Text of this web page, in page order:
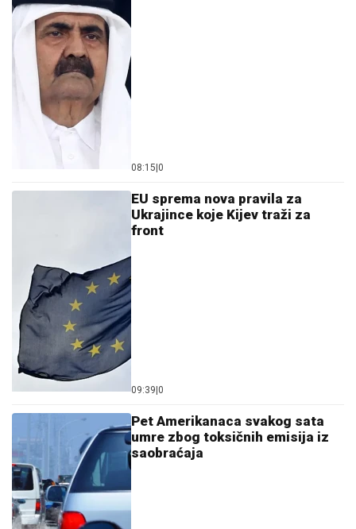
08:15 0
EU sprema nova pravila za
Ukrajince koje Kijev traži za
front
09:39 0
Pet Amerikanaca svakog sata
umre zbog toksičnih emisija iz
saobraćaja